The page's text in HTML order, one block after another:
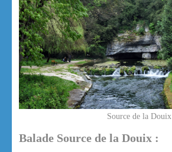
Source de la Douix
Balade Source de la Douix :